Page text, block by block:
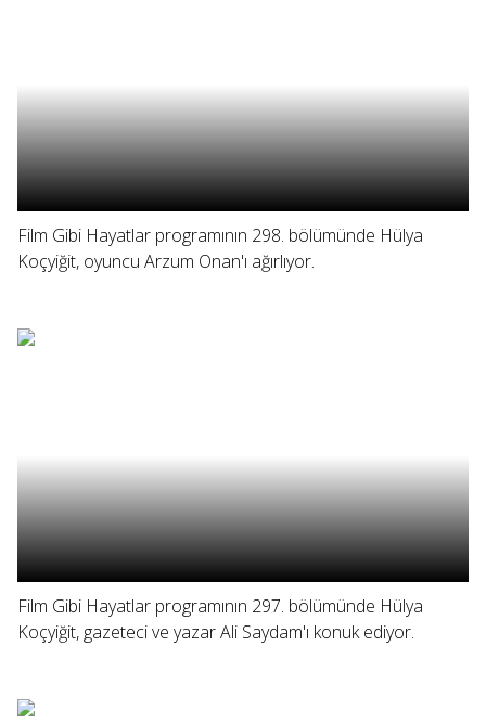
Film Gibi Hayatlar programının 298. bölümünde Hülya
Koçyiğit, oyuncu Arzum Onan'ı ağırlıyor.
Film Gibi Hayatlar programının 297. bölümünde Hülya
Koçyiğit, gazeteci ve yazar Ali Saydam'ı konuk ediyor.